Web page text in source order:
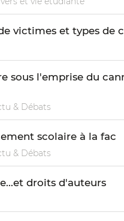
victimes et types de
sous l'emprise du
& Débats
scolaire à la fac
& Débats
droits d'auteurs